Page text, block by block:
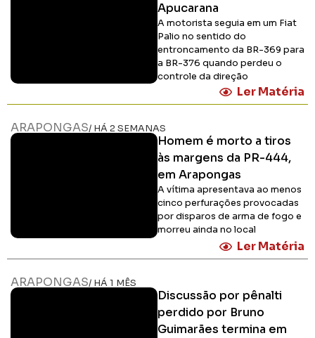
Apucarana
A motorista seguia em um Fiat
Palio no sentido do
entroncamento da BR-369 para
a BR-376 quando perdeu o
controle da direção
Ler Matéria
ARAPONGAS/ HÁ 2 SEMANAS
Homem é morto a tiros
às margens da PR-444,
em Arapongas
A vítima apresentava ao menos
cinco perfurações provocadas
por disparos de arma de fogo e
morreu ainda no local
Ler Matéria
ARAPONGAS/ HÁ 1 MÊS
Discussão por pênalti
perdido por Bruno
Guimarães termina em